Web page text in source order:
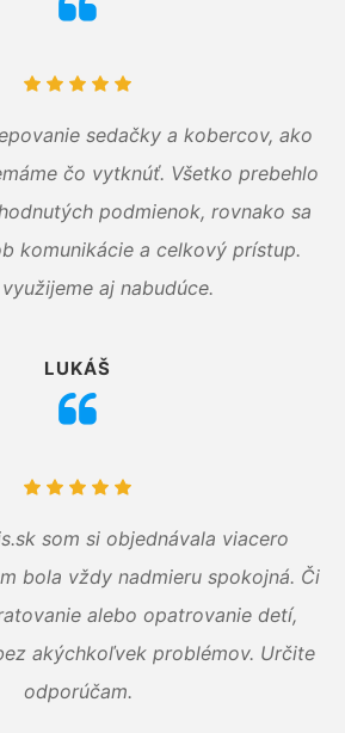
sedačky a kobercov, ako
čo vytknúť. Všetko prebehlo
podmienok, rovnako sa
komunikácie a celkový prístup.
aj nabudúce.
LUKÁŠ
som si objednávala viacero
bola vždy nadmieru spokojná. Či
alebo opatrovanie detí,
akýchkoľvek problémov. Určite
odporúčam.